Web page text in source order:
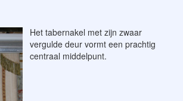
Het tabernakel met zijn zwaar
vergulde deur vormt een prachtig
centraal middelpunt.